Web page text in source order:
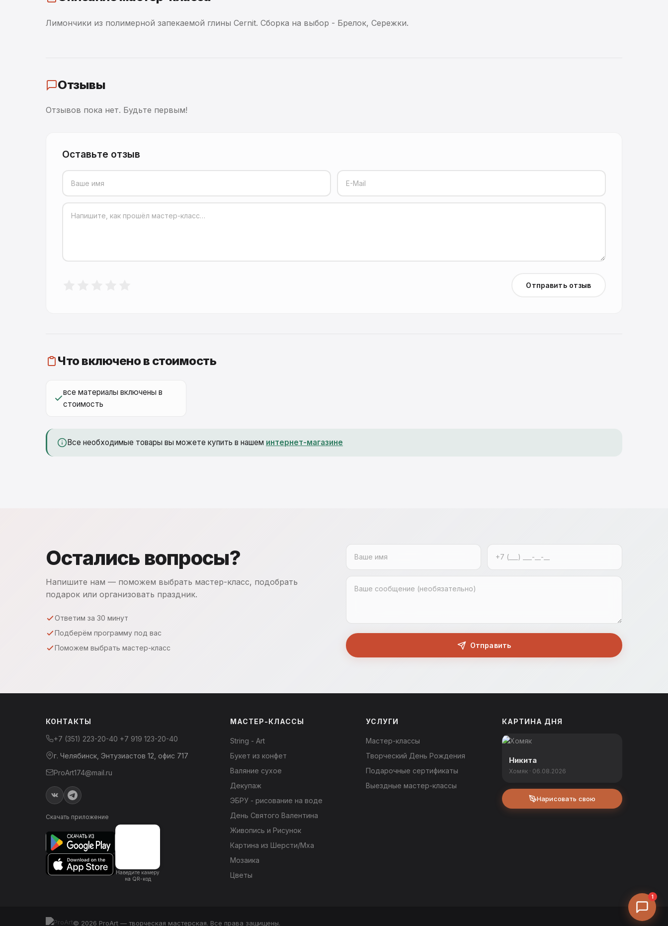
Лимончики из полимерной запекаемой глины Cernit. Сборка на выбор - Брелок, Сережки.
Отзывы
Отзывов пока нет. Будьте первым!
Оставьте отзыв
Отправить отзыв
Что включено в стоимость
все материалы включены в
стоимость
Все необходимые товары вы можете купить в нашем интернет-магазине
Остались вопросы?
Напишите нам — поможем выбрать мастер-класс, подобрать
подарок или организовать праздник.
Ответим за 30 минут
Подберём программу под вас
Поможем выбрать мастер-класс
Отправить
КОНТАКТЫ
+7 (351) 223-20-40 +7 919 123-20-40
г. Челябинск, Энтузиастов 12, офис 717
ProArt174@mail.ru
Скачать приложение
Наведите камеру
на QR-код
МАСТЕР-КЛАССЫ
String - Art
Букет из конфет
Валяние сухое
Декупаж
ЭБРУ - рисование на воде
День Святого Валентина
Живопись и Рисунок
Картина из Шерсти/Мха
Мозаика
Цветы
УСЛУГИ
Мастер-классы
Творческий День Рождения
Подарочные сертификаты
Выездные мастер-классы
КАРТИНА ДНЯ
Никита
Хомяк · 06.08.2026
Нарисовать свою
© 2026 ProArt — творческая мастерская. Все права защищены.
1